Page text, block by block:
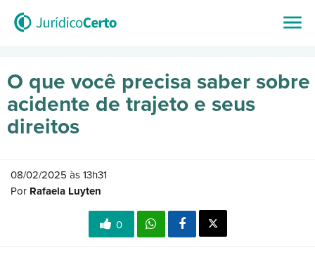
O que você precisa saber sobre
acidente de trajeto e seus
direitos
08/02/2025 às 13h31
Por Rafaela Luyten
0